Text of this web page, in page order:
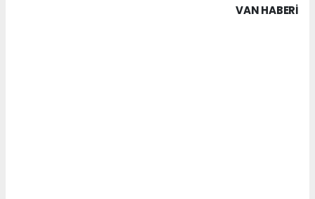
VAN HABERİ